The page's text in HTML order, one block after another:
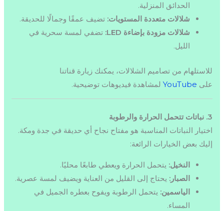
الحدائق المنزلية.
شلالات متعددة المستويات: تضيف عمقًا وجمالًا للحديقة.
شلالات مزودة بإضاءة LED:
تضفي لمسة سحرية في
الليل.
للاستلهام من تصاميم الشلالات، يمكنك زيارة قناتنا
على YouTube لمشاهدة فيديوهات توضيحية.
3. نباتات تتحمل الحرارة والرطوبة
اختيار النباتات المناسبة هو مفتاح نجاح أي حديقة في جدة ومكة.
إليك بعض الخيارات الرائعة:
النخيل: يتحمل الحرارة ويعطي طابعًا محليًا.
الصبار: يحتاج إلى القليل من العناية ويضيف لمسة عصرية.
الياسمين: يتحمل الرطوبة ويفوح بعطره الجميل في
المساء.